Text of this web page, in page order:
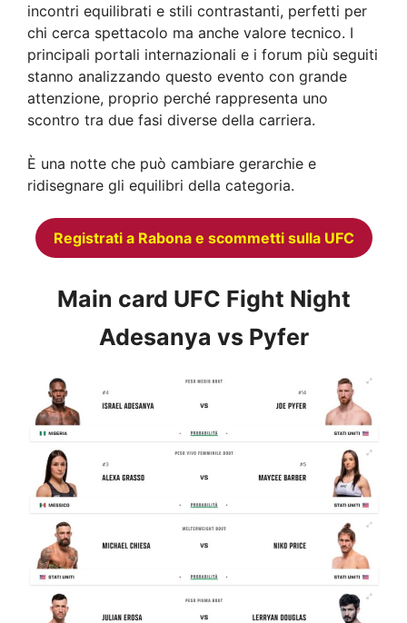
incontri equilibrati e stili contrastanti, perfetti per
chi cerca spettacolo ma anche valore tecnico. I
principali portali internazionali e i forum più seguiti
stanno analizzando questo evento con grande
attenzione, proprio perché rappresenta uno
scontro tra due fasi diverse della carriera.
È una notte che può cambiare gerarchie e
ridisegnare gli equilibri della categoria.
Registrati a Rabona e scommetti sulla UFC
Main card UFC Fight Night
Adesanya vs Pyfer